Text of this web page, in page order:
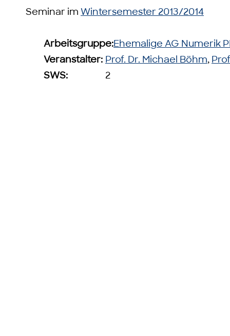
Seminar im Wintersemester 2013/2014
Arbeitsgruppe:Ehemalige AG Numerik
Veranstalter: Prof. Dr. Michael Böhm,
SWS:
2